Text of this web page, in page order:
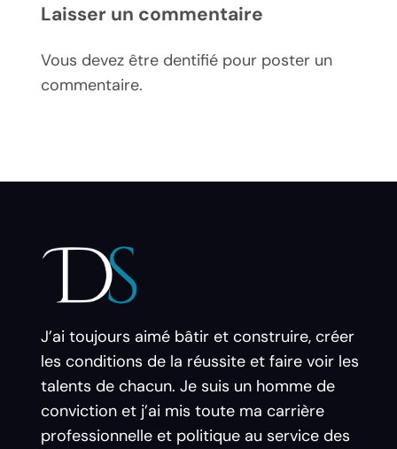
Laisser un commentaire
Vous devez être dentifié pour poster un
commentaire.
J’ai toujours aimé bâtir et construire, créer
les conditions de la réussite et faire voir les
talents de chacun. Je suis un homme de
conviction et j’ai mis toute ma carrière
professionnelle et politique au service des